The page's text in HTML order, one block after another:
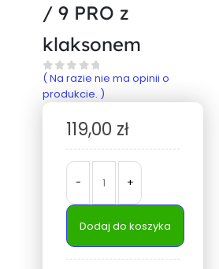
/ 9 PRO z
klaksonem
0 out of 5
( Na razie nie ma opinii o
produkcie. )
119,00 zł
- +
Dodaj do koszyka